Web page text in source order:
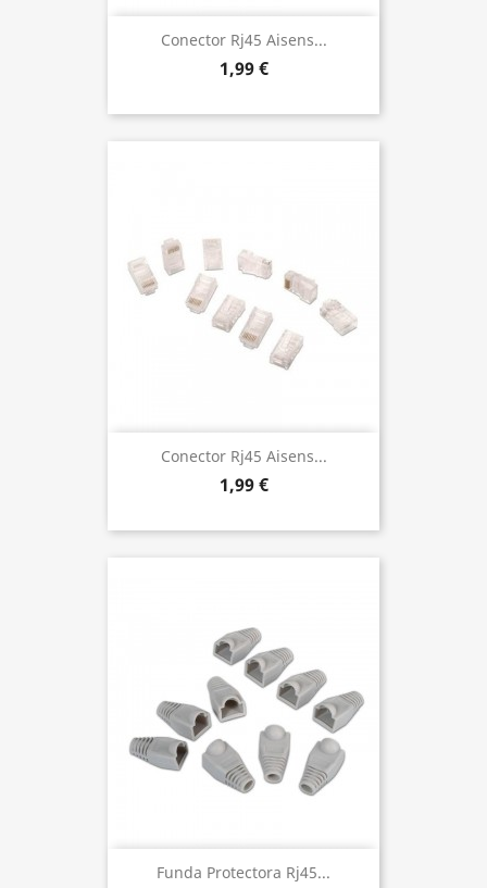
Conector Rj45 Aisens...
1,99 €
Conector Rj45 Aisens...
1,99 €
Funda Protectora Rj45...